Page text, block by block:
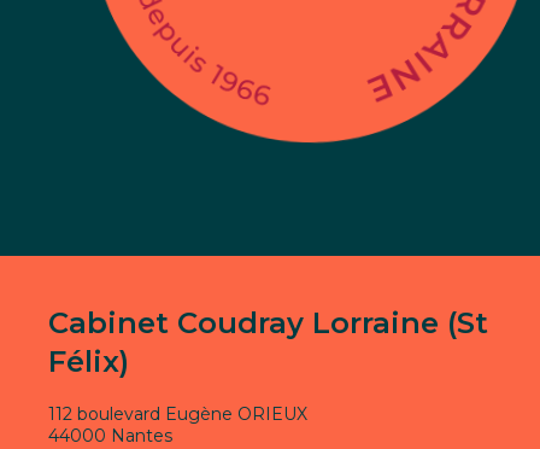
Cabinet Coudray Lorraine (St
Félix)
112 boulevard Eugène ORIEUX
44000 Nantes